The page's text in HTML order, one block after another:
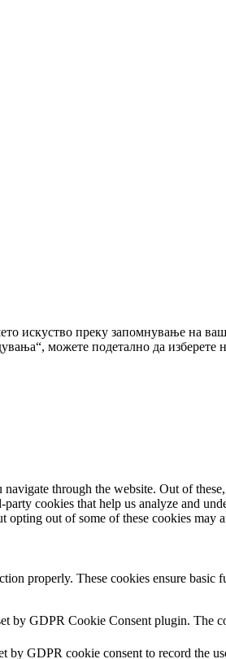
искуство преку запомнување на
можете подетално да изберете
through the website. Out of
cookies that help us analyze and
opting out of some of these cookies may
properly. These cookies ensure
by GDPR Cookie Consent plugin. The
by GDPR cookie consent to record the